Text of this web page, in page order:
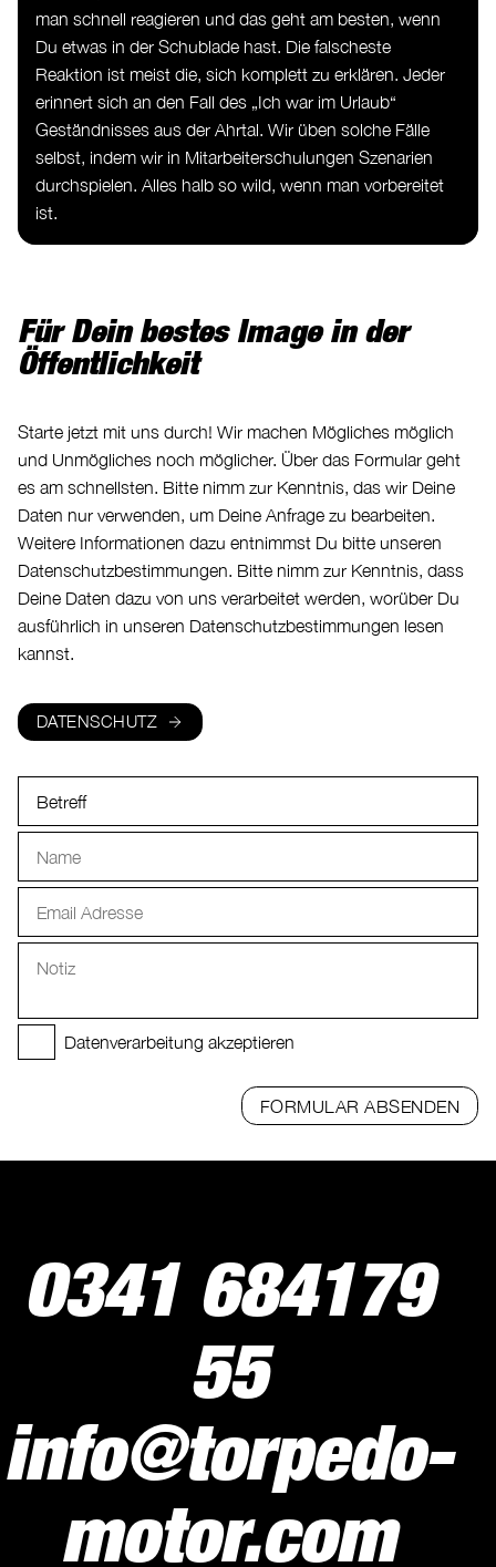
man schnell reagieren und das geht am besten, wenn
Du etwas in der Schublade hast. Die falscheste
Reaktion ist meist die, sich komplett zu erklären. Jeder
erinnert sich an den Fall des „Ich war im Urlaub“
Geständnisses aus der Ahrtal. Wir üben solche Fälle
selbst, indem wir in Mitarbeiterschulungen Szenarien
durchspielen. Alles halb so wild, wenn man vorbereitet
ist.
Für Dein bestes Image in der
Öffentlichkeit
Starte jetzt mit uns durch! Wir machen Mögliches möglich
und Unmögliches noch möglicher. Über das Formular geht
es am schnellsten. Bitte nimm zur Kenntnis, das wir Deine
Daten nur verwenden, um Deine Anfrage zu bearbeiten.
Weitere Informationen dazu entnimmst Du bitte unseren
Datenschutzbestimmungen. Bitte nimm zur Kenntnis, dass
Deine Daten dazu von uns verarbeitet werden, worüber Du
ausführlich in unseren Datenschutzbestimmungen lesen
kannst.
DATENSCHUTZ
Datenverarbeitung akzeptieren
FORMULAR ABSENDEN
0341 684179
55
info@torpedo-
motor.com